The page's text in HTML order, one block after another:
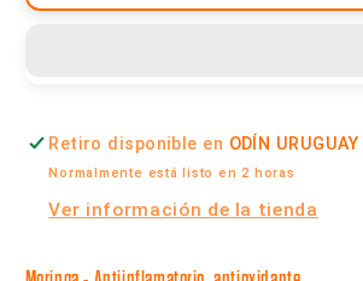
de
10
Saquitos
|
de
10
Saquitos
|
Retiro disponible en ODÍN URUGUAY
Normalmente está listo en 2 horas
Ver información de la tienda